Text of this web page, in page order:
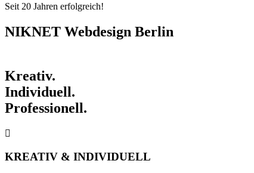
Seit 20 Jahren erfolgreich!
NIKNET Webdesign Berlin
Kreativ.
Individuell.
Professionell.
KREATIV & INDIVIDUELL